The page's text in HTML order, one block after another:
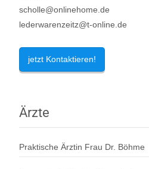
scholle@onlinehome.de
lederwarenzeitz@t-online.de
jetzt Kontaktieren!
Ärzte
Praktische Ärztin Frau Dr. Böhme